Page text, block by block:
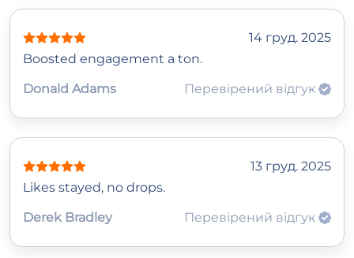
14 груд. 2025
Boosted engagement a ton.
Donald Adams
Перевірений відгук
13 груд. 2025
Likes stayed, no drops.
Derek Bradley
Перевірений відгук